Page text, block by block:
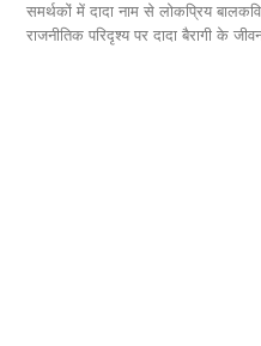
वर्तमान
रविवार को फ्रांस और सऊदी अरब